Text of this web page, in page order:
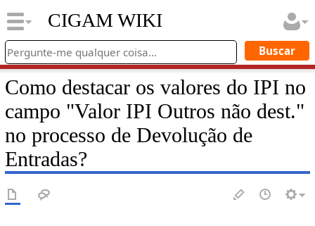
CIGAM WIKI
Como destacar os valores do IPI no
campo "Valor IPI Outros não dest."
no processo de Devolução de
Entradas?